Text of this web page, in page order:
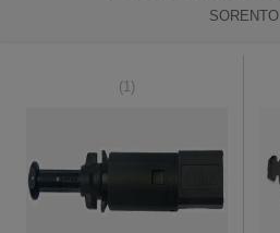
SORENTO
(1)